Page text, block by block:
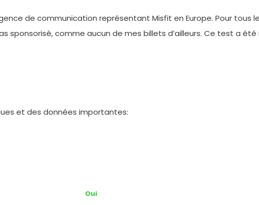
de communication représentant Misfit en Europe. Pour tous
sponsorisé, comme aucun de mes billets d’ailleurs. Ce test a
et des données importantes:
Oui